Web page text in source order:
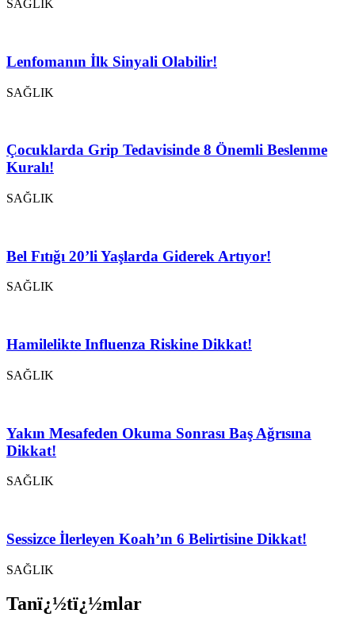
SAĞLIK
Lenfomanın İlk Sinyali Olabilir!
SAĞLIK
Çocuklarda Grip Tedavisinde 8 Önemli Beslenme
Kuralı!
SAĞLIK
Bel Fıtığı 20’li Yaşlarda Giderek Artıyor!
SAĞLIK
Hamilelikte Influenza Riskine Dikkat!
SAĞLIK
Yakın Mesafeden Okuma Sonrası Baş Ağrısına
Dikkat!
SAĞLIK
Sessizce İlerleyen Koah’ın 6 Belirtisine Dikkat!
SAĞLIK
Tanï¿½tï¿½mlar